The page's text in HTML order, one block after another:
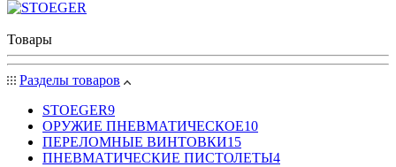
Товары
Разделы товаров
STOEGER9
ОРУЖИЕ ПНЕВМАТИЧЕСКОЕ10
ПЕРЕЛОМНЫЕ ВИНТОВКИ15
ПНЕВМАТИЧЕСКИЕ ПИСТОЛЕТЫ4